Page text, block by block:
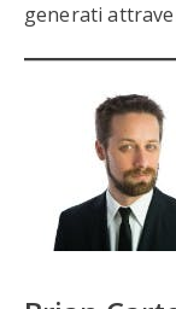
generati